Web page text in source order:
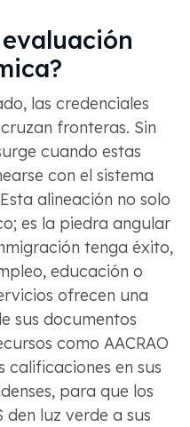
las credenciales
fronteras. Sin
cuando estas
con el sistema
alineación no solo
es la piedra angular
tenga éxito,
educación o
ofrecen una
sus documentos
como AACRAO
calificaciones en sus
para que los
den luz verde a sus